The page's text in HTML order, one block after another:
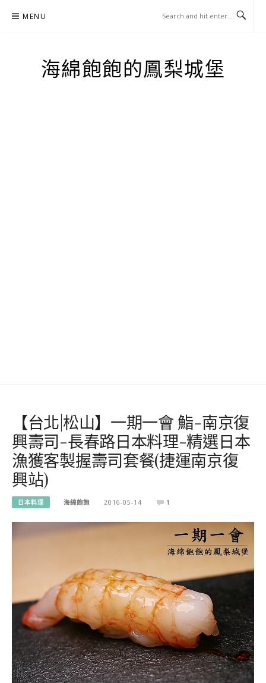
MENU
海綿飽飽的鳳梨城堡
【台北|松山】一期一會 鮨-南京復
興壽司-長春路日本料理-精選日本
漁獲客製握壽司套餐(捷運南京復
興站)
日本料理 海綿飽飽 2016-05-14 1